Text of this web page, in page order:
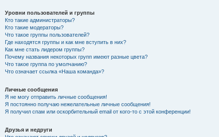
Уровни пользователей и группы
Кто такие администраторы?
Кто такие модераторы?
Что такое группы пользователей?
Где находятся группы и как мне вступить в них?
Как мне стать лидером группы?
Почему названия некоторых групп имеют разные цвета?
Что такое группа по умолчанию?
Что означает ссылка «Наша команда»?
Личные сообщения
Я не могу отправить личные сообщения!
Я постоянно получаю нежелательные личные сообщения!
Я получил спам или оскорбительный email от кого-то с этой конференции!
Друзья и недруги